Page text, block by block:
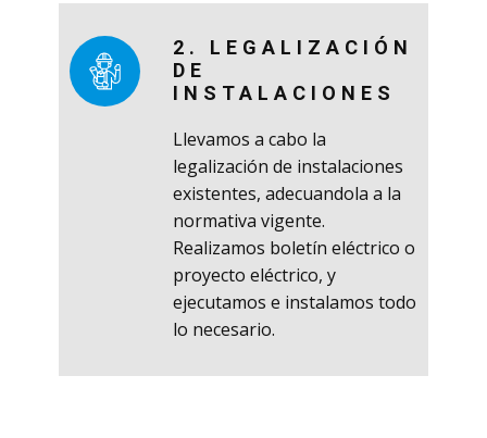
2. LEGALIZACIÓN
DE
INSTALACIONES
Llevamos a cabo la
legalización de instalaciones
existentes, adecuandola a la
normativa vigente.
Realizamos boletín eléctrico o
proyecto eléctrico, y
ejecutamos e instalamos todo
lo necesario.